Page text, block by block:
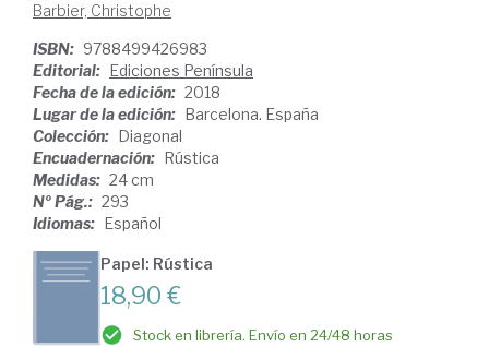
Barbier, Christophe
ISBN: 9788499426983
Editorial: Ediciones Península
Fecha de la edición: 2018
Lugar de la edición: Barcelona. España
Colección: Diagonal
Encuadernación: Rústica
Medidas: 24 cm
Nº Pág.: 293
Idiomas: Español
Papel: Rústica
18,90 €
Stock en librería. Envío en 24/48 horas